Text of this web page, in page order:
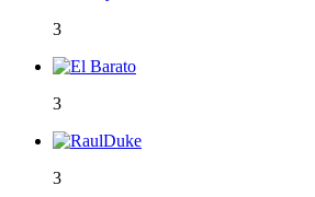
3
3
3